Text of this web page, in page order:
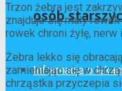
osób
Informacje o
Trzon żebra jest
znajduje się mały
rowek chroni żyłę,
Żebra lekko się
zamieniając się w
chrząstka przyczepia